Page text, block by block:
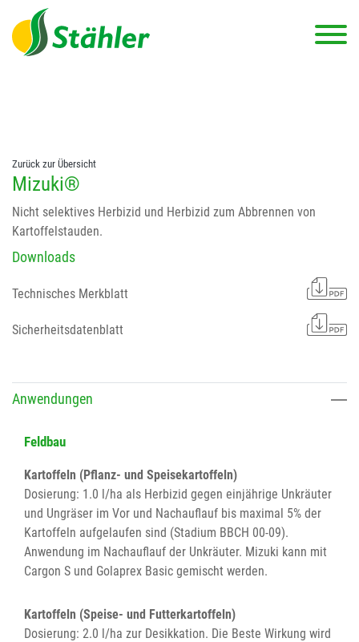
string(78) "Test 12 {FONT:12} // Dosierungen: test 123 dfasdf
asdfW134 245 34" string(62) "Test 12 {FONT:12} Dosierungen: test
123 dfasdf asdfW134 245 34"
Zurück zur Übersicht
Mizuki®
Nicht selektives Herbizid und Herbizid zum Abbrennen von
Kartoffelstauden.
Downloads
Technisches Merkblatt
Sicherheitsdatenblatt
Anwendungen
Feldbau
Kartoffeln (Pflanz- und Speisekartoffeln)
Dosierung: 1.0 l/ha als Herbizid gegen einjährige Unkräuter
und Ungräser im Vor und Nachauflauf bis maximal 5% der
Kartoffeln aufgelaufen sind (Stadium BBCH 00-09).
Anwendung im Nachauflauf der Unkräuter. Mizuki kann mit
Cargon S und Golaprex Basic gemischt werden.
Kartoffeln (Speise- und Futterkartoffeln)
Dosierung: 2.0 l/ha zur Desikkation. Die Beste Wirkung wird